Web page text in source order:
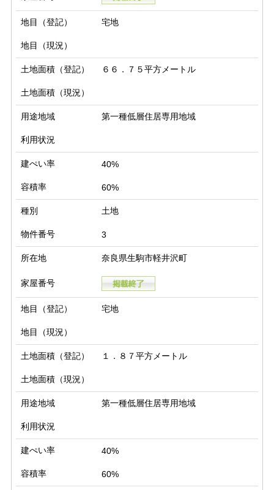
地目（登記） 宅地
地目（現況）
土地面積（登記） ６６．７５平方メートル
土地面積（現況）
用途地域 第一種低層住居専用地域
利用状況
建ぺい率 40%
容積率 60%
種別 土地
物件番号 3
所在地 奈良県生駒市軽井沢町
家屋番号
地目（登記） 宅地
地目（現況）
土地面積（登記） １．８７平方メートル
土地面積（現況）
用途地域 第一種低層住居専用地域
利用状況
建ぺい率 40%
容積率 60%